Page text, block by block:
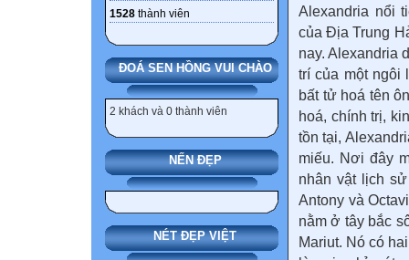
1528 thành viên
ĐOÁ SEN HỒNG VUI CHÀO
2 khách và 0 thành viên
NẾN ĐẸP
NÉT ĐẸP VIỆT
Alexandria nổi
của Địa Trung
nay. Alexandria
trí của một ngôi
bất tử hoá tên
hoá, chính trị,
tồn tại,
miếu. Nơi đây
nhân vật lịch
Antony và
nằm ở tây bắc
Mariut. Nó có